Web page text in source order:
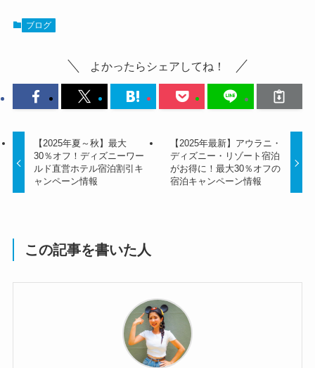
ブログ
よかったらシェアしてね！
【2025年夏～秋】最大
30％オフ！ディズニーワー
ルド直営ホテル宿泊割引キ
ャンペーン情報
【2025年最新】アウラニ・
ディズニー・リゾート宿泊
がお得に！最大30％オフの
宿泊キャンペーン情報
この記事を書いた人